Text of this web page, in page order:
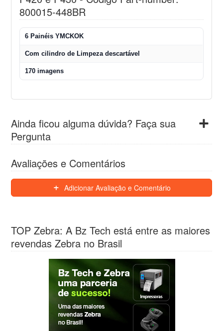
800015-448BR
6 Painéis YMCKOK
Com cilindro de Limpeza descartável
170 imagens
Ainda ficou alguma dúvida? Faça sua
Pergunta
Avaliações e Comentários
Adicionar Avaliação e Comentário
TOP Zebra: A Bz Tech está entre as maiores
revendas Zebra no Brasil